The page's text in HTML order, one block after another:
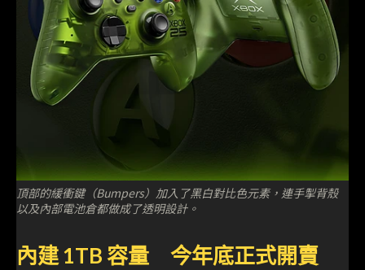
頂部的緩衝鍵（Bumpers）加入了黑白對比色元素，連手掣背殼
以及內部電池倉都做成了透明設計。
內建 1TB 容量 今年底正式開賣